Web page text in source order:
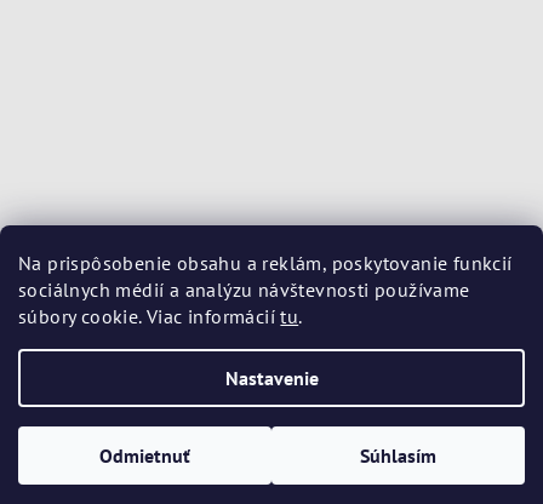
Na prispôsobenie obsahu a reklám, poskytovanie funkcií
sociálnych médií a analýzu návštevnosti používame
súbory cookie. Viac informáciítu.
Nastavenie
Odmietnuť Súhlasím
Upraviť nastavenie cookies
Vytvoril Shoptet